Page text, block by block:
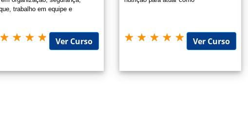
trabalho em equipe e
Ver Curso Ver Curso